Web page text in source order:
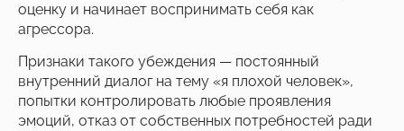
оценку и начинает воспринимать себя как
агрессора.
Признаки такого убеждения — постоянный
внутренний диалог на тему «я плохой человек»,
попытки контролировать любые проявления
эмоций, отказ от собственных потребностей ради